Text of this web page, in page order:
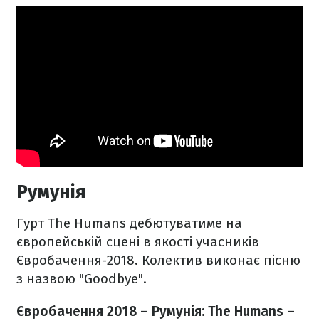
Румунія
Гурт The Humans дебютуватиме на
європейській сцені в якості учасників
Євробачення-2018. Колектив виконає пісню
з назвою "Goodbye".
Євробачення 2018 – Румунія: The Humans –